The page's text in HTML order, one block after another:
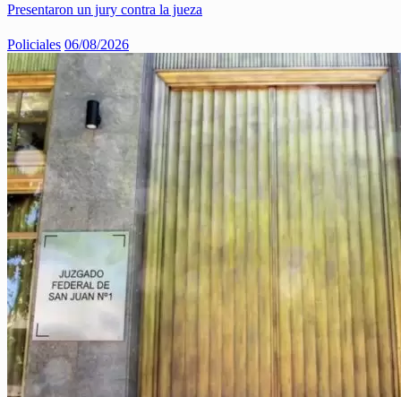
Presentaron un jury contra la jueza
Policiales 06/08/2026